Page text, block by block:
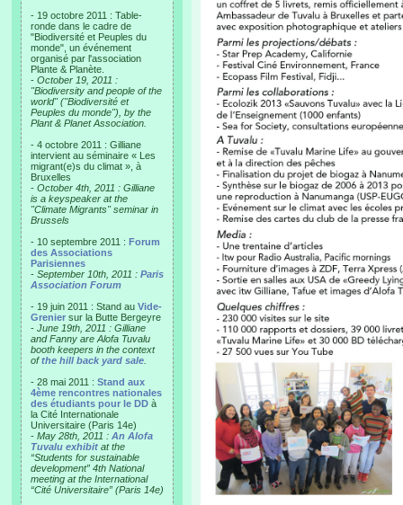
- 19 octobre 2011 : Table-
ronde dans le cadre de
"Biodiversité et Peuples du
monde", un événement
organisé par l'association
Plante & Planète.
- October 19, 2011 :
"Biodiversity and people of the
world" ("Biodiversité et
Peuples du monde"), by the
Plant & Planet Association.
- 4 octobre 2011 : Gilliane
intervient au séminaire « Les
migrant(e)s du climat », à
Bruxelles
- October 4th, 2011 : Gilliane
is a keyspeaker at the
"Climate Migrants" seminar in
Brussels
- 10 septembre 2011 : Forum
des Associations
Parisiennes
- September 10th, 2011 : Paris
Association Forum
- 19 juin 2011 : Stand au Vide-
Grenier sur la Butte Bergeyre
- June 19th, 2011 : Gilliane
and Fanny are Alofa Tuvalu
booth keepers in the context
ofthe hill back yard sale
- 28 mai 2011 : Stand aux
4ème rencontres nationales
des étudiants pour le DD à
la Cité Internationale
Universitaire (Paris 14e)
- May 28th, 2011 : An Alofa
Tuvalu exhibit at the
“Students for sustainable
development” 4th National
meeting at the International
“Cité Universitaire” (Paris 14e)